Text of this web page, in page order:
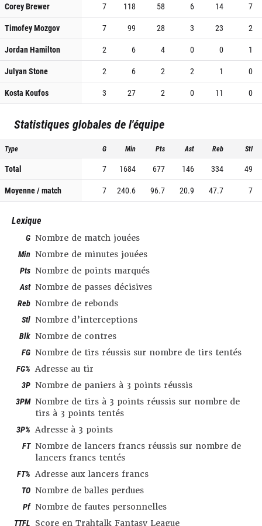
Corey Brewer
7 118 58 6 14
7
Timofey Mozgov
7 99 28 3 23
2
Jordan Hamilton
2 6 4 0 0
1
Julyan Stone
2 6 2 2 1
0
Kosta Koufos
3 27 2 0 11 0
Statistiques globales de l'équipe
Type G Min Pts Ast Reb Stl
Total 7 1684 677 146 334
49
Moyenne / match
7 240.6 96.7 20.9 47.7 7
Lexique
G Nombre de match jouées
Min Nombre de minutes jouées
Pts Nombre de points marqués
Ast Nombre de passes décisives
Reb Nombre de rebonds
Stl Nombre d’interceptions
Blk Nombre de contres
FG Nombre de tirs réussis sur nombre de tirs tentés
FG% Adresse au tir
3P Nombre de paniers à 3 points réussis
3PM Nombre de tirs à 3 points réussis sur nombre de
tirs à 3 points tentés
3P% Adresse à 3 points
FT Nombre de lancers francs réussis sur nombre de
lancers francs tentés
FT% Adresse aux lancers francs
TO Nombre de balles perdues
Pf Nombre de fautes personnelles
TTFL Score en Trahtalk Fantasy League